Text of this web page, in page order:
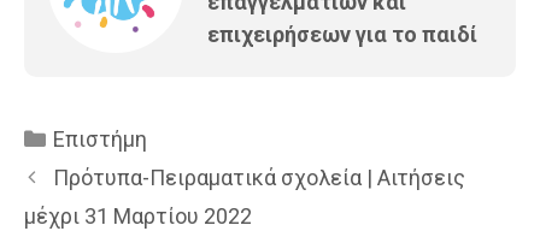
επιχειρήσεων για το παιδί
Κατηγορίες
Επιστήμη
Πρότυπα-Πειραματικά σχολεία | Αιτήσεις
μέχρι 31 Μαρτίου 2022